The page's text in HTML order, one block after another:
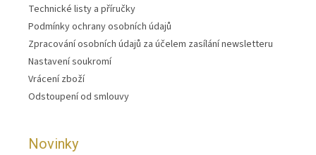
Technické listy a příručky
Podmínky ochrany osobních údajů
Zpracování osobních údajů za účelem zasílání newsletteru
Nastavení soukromí
Vrácení zboží
Odstoupení od smlouvy
Novinky